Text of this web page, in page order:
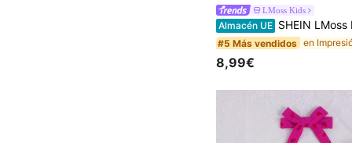
LMoss Kids
Almacén UE SHEIN LMoss Kids Conjunto casual diario de blusa con volantes a cuadros y
#5 Más vendidos
8,99€